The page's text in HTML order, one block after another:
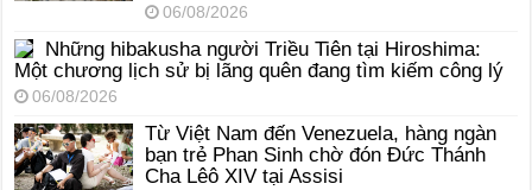
06/08/2026
Những hibakusha người Triều Tiên tại Hiroshima:
Một chương lịch sử bị lãng quên đang tìm kiếm công lý
06/08/2026
Từ Việt Nam đến Venezuela, hàng ngàn
bạn trẻ Phan Sinh chờ đón Đức Thánh
Cha Lêô XIV tại Assisi